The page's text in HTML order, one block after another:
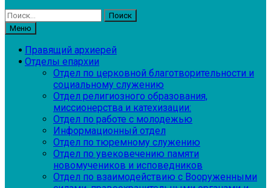
Найти:
Меню
Правящий архиерей
Отделы епархии
Отдел по церковной благотворительности и
социальному служению
Отдел религиозного образования,
миссионерства и катехизации:
Отдел по работе с молодежью
Информационный отдел
Отдел по тюремному служению
Отдел по увековечению памяти
новомучеников и исповедников
Отдел по взаимодействию с Вооруженными